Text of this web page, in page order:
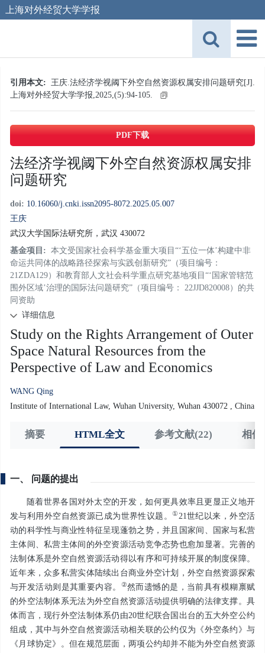
上海对外经贸大学学报
引用本文: 王庆.法经济学视阈下外空自然资源权属安排问题研究[J].
上海对外经贸大学学报,2025,(5):94-105.
PDF下载
法经济学视阈下外空自然资源权属安排
问题研究
doi: 10.16060/j.cnki.issn2095-8072.2025.05.007
王庆
武汉大学国际法研究所，武汉 430072
基金项目: 本文受国家社会科学基金重大项目“‘五位一体’构建中非
命运共同体的战略路径探索与实践创新研究”（项目编号：
21ZDA129）和教育部人文社会科学重点研究基地项目“‘国家管辖范
围外区域’治理的国际法问题研究”（项目编号： 22JJD820008）的共
同资助
详细信息
Study on the Rights Arrangement of Outer
Space Natural Resources from the
Perspective of Law and Economics
WANG Qing
Institute of International Law, Wuhan University, Wuhan 430072 , China
摘要 HTML全文 参考文献(22) 相似
一、 问题的提出
随着世界各国对外太空的开发，如何更具效率且更显正义地开
发与利用外空自然资源已成为世界性议题。①21世纪以来，外空活
动的科学性与商业性特征呈现蓬勃之势，并且国家间、国家与私营
主体间、私营主体间的外空资源活动竞争态势也愈加显著。完善的
法制体系是外空自然资源活动得以有序和可持续开展的制度保障。
近年来，众多私营实体陆续出台商业外空计划，外空自然资源探索
与开发活动则是其重要内容。
②然而遗憾的是，当前具有模糊禀赋
的外空法制体系无法为外空自然资源活动提供明确的法律支撑。具
体而言，现行外空法制体系仍由20世纪联合国出台的五大外空公约
组成，其中与外空自然资源活动相关联的公约仅为《外空条约》与
《月球协定》。但在规范层面，两项公约却并不能为外空自然资源